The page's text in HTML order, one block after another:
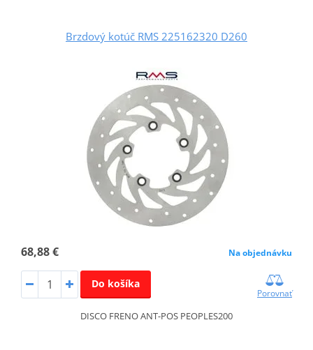
Brzdový kotúč RMS 225162320 D260
68,88 € Na objednávku
Do košíka
Porovnať
DISCO FRENO ANT-POS PEOPLES200